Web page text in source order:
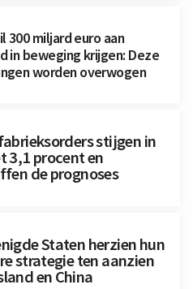
300 miljard euro aan
in beweging krijgen: Deze
worden overwogen
stijgen in
3,1 procent en
de prognoses
Staten herzien hun
strategie ten aanzien
en China